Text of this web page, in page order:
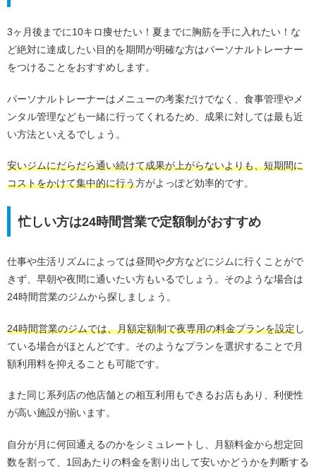
3ヶ月後までに10キロ痩せたい！夏までに胸筋を手に入れたい！な
ど絶対に達成したい目的を期間が明確な方はパーソナルトレーナー
をつけることをおすすめします。
パーソナルトレーナーはメニューの考案だけでなく、食事管理やメ
ンタル管理なども一緒に行ってくれるため、成果に対しては最も近
い方法といえるでしょう。
安いジムにだらだら通い続けて成果が上がらないよりも、短期間に
コストをかけて集中的に行う方がよっぽど効率的です。
忙しい方は24時間営業で定額制がおすすめ
仕事や生活リズムによっては昼間や夕方などにジムに行くことがで
きず、早朝や夜間に通いたい方もいるでしょう。そのような場合は
24時間営業のジムから探しましょう。
24時間営業のジムでは、月額定額制で夜専用の料金プランを設定し
ている場合がほとんどです。そのようなプランを選択することで月
額利用料を抑えることも可能です。
また同じ系列店の他店舗との相互利用もできるお店もあり、利便性
が高い施設が揃います。
自分が月に何回通えるのかをシミュレートし、月額料金から想定回
数を割って、1回あたりの料金を割り出して安いかどうかを判断する